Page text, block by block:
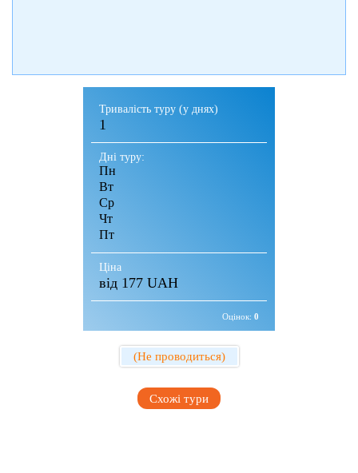
Тривалість туру (у днях)
1
Дні туру:
Пн
Вт
Ср
Чт
Пт
Сб
Нд
Ціна
від 177 UAH
Оцінок: 0
(Не проводиться)
Схожі тури